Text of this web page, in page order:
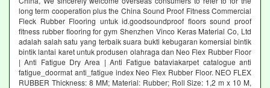
long term cooperation plus the China Sound Proof Fitness Commercial
Fleck Rubber Flooring untuk id.goodsoundproof floors sound proof
fitness rubber flooring for gym Shenzhen Vinco Keras Material Co, Ltd
adalah salah satu yang terbaik suara bukti kebugaran komersial bintik
bintik lantai karet untuk produsen olahraga dan Neo Flex Rubber Floor
| Anti Fatigue Dry Area | Anti Fatigue bataviakarpet catalogue anti
fatigue_doormat anti_fatigue index Neo Flex Rubber Floor. NEO FLEX
RUBBER Thickness: 8 MM; Material: Rubber; Roll Size: 1,2 m x 10 M,